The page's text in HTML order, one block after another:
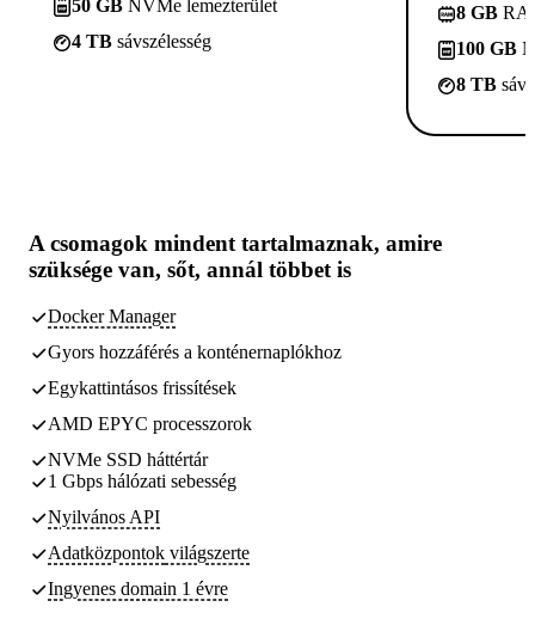
50 GB NVMe lemezterület
4 TB sávszélesség
8 GB
100 GB
8 TB
A csomagok mindent tartalmaznak, amire
szüksége van, sőt, annál többet is
Docker Manager
Gyors hozzáférés a konténernaplókhoz
Egykattintásos frissítések
AMD EPYC processzorok
NVMe SSD háttértár
1 Gbps hálózati sebesség
Nyilvános API
Adatközpontok világszerte
Ingyenes domain 1 évre